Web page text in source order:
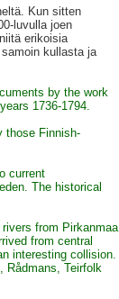
Kun sitten
luvulla joen
erikoisia
kullasta ja
by the work
1736-1794.
those Finnish-
current
The historical
from Pirkanmaa
from central
interesting collision.
Rådmans, Teirfolk